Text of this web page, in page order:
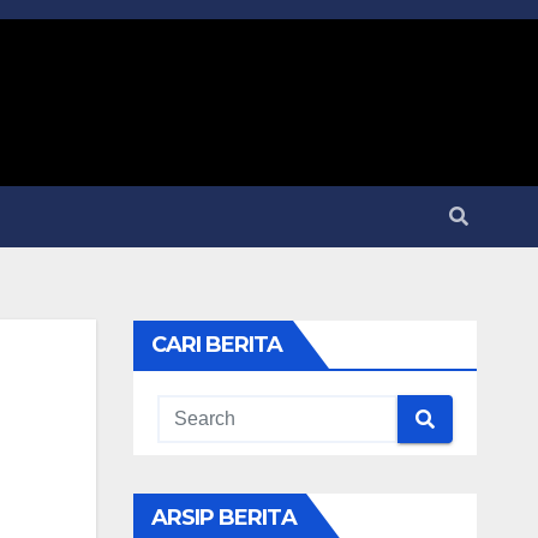
CARI BERITA
ARSIP BERITA